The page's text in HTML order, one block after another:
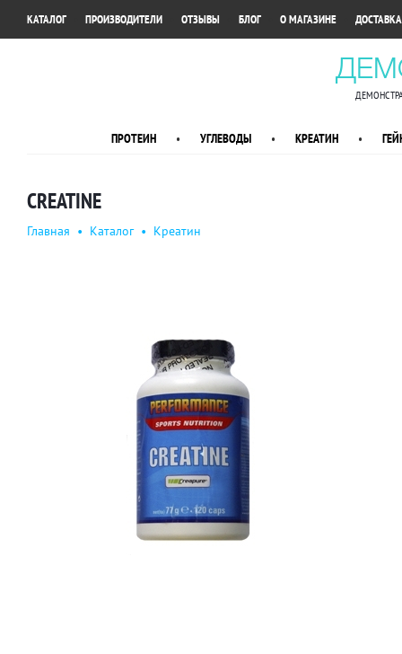
КАТАЛОГ ПРОИЗВОДИТЕЛИ ОТЗЫВЫ БЛОГ О МАГАЗИНЕ
ПРОТЕИН • УГЛЕВОДЫ • КРЕАТИН •
CREATINE
Главная • Каталог • Креатин